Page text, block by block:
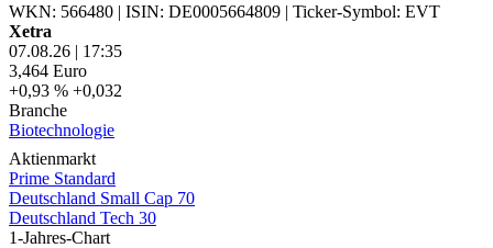
WKN: 566480 | ISIN: DE0005664809 | Ticker-Symbol: EVT
Xetra
07.08.26 | 17:35
3,464 Euro
+0,93 % +0,032
Branche
Biotechnologie
Aktienmarkt
Prime Standard
Deutschland Small Cap 70
Deutschland Tech 30
1-Jahres-Chart